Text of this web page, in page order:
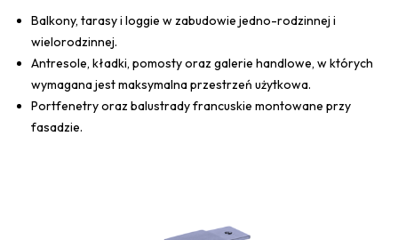
Balkony, tarasy i loggie w zabudowie jedno-rodzinnej i
wielorodzinnej.
Antresole, kładki, pomosty oraz galerie handlowe, w których
wymagana jest maksymalna przestrzeń użytkowa.
Portfenetry oraz balustrady francuskie montowane przy
fasadzie.